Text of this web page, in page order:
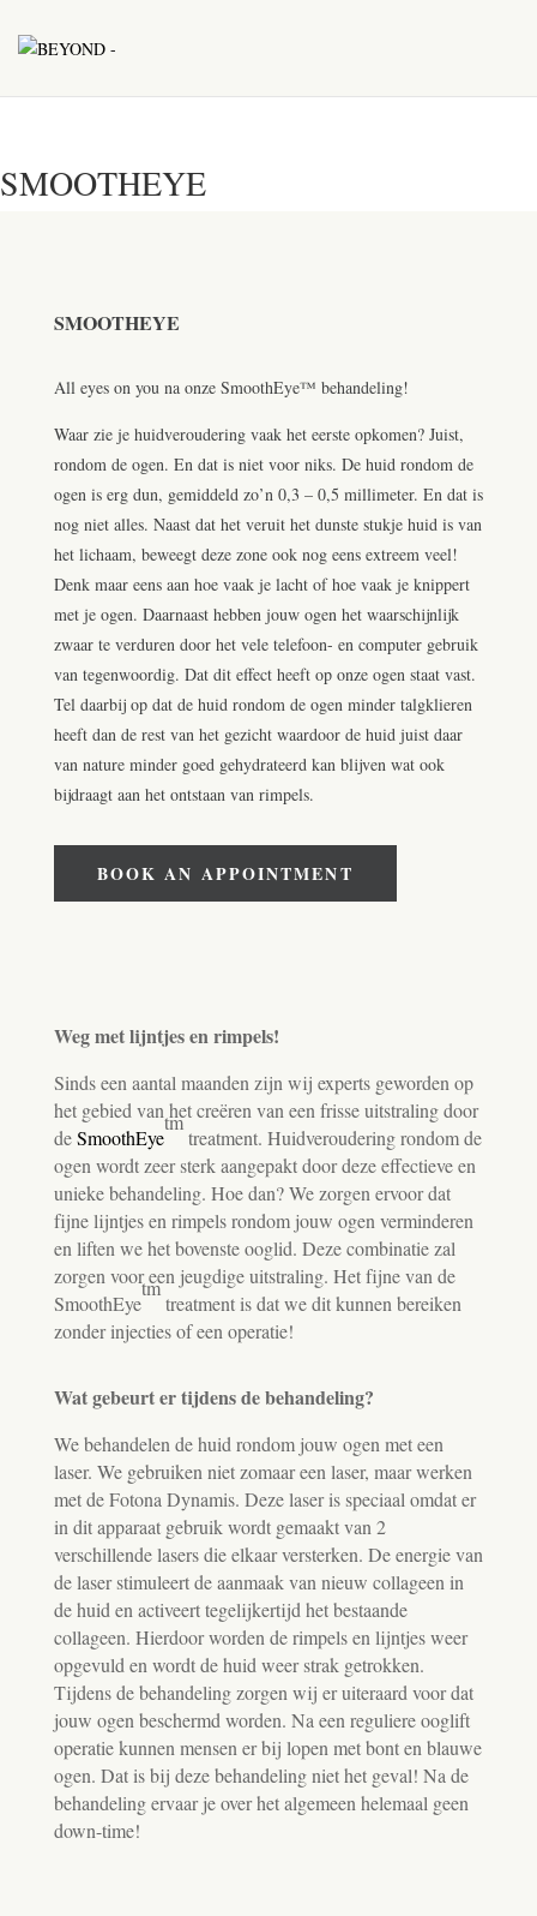
SMOOTHEYE
SMOOTHEYE
All eyes on you na onze SmoothEye™ behandeling!
Waar zie je huidveroudering vaak het eerste opkomen? Juist,
rondom de ogen. En dat is niet voor niks. De huid rondom de
ogen is erg dun, gemiddeld zo’n 0,3 – 0,5 millimeter. En dat is
nog niet alles. Naast dat het veruit het dunste stukje huid is van
het lichaam, beweegt deze zone ook nog eens extreem veel!
Denk maar eens aan hoe vaak je lacht of hoe vaak je knippert
met je ogen. Daarnaast hebben jouw ogen het waarschijnlijk
zwaar te verduren door het vele telefoon- en computer gebruik
van tegenwoordig. Dat dit effect heeft op onze ogen staat vast.
Tel daarbij op dat de huid rondom de ogen minder talgklieren
heeft dan de rest van het gezicht waardoor de huid juist daar
van nature minder goed gehydrateerd kan blijven wat ook
bijdraagt aan het ontstaan van rimpels.
BOOK AN APPOINTMENT
Weg met lijntjes en rimpels!
Sinds een aantal maanden zijn wij experts geworden op
het gebied van het creëren van een frisse uitstraling door
deSmoothEye
tm
treatment. Huidveroudering rondom de
ogen wordt zeer sterk aangepakt door deze effectieve en
unieke behandeling. Hoe dan? We zorgen ervoor dat
fijne lijntjes en rimpels rondom jouw ogen verminderen
en liften we het bovenste ooglid. Deze combinatie zal
zorgen voor een jeugdige uitstraling. Het fijne van de
SmoothEye
tm
treatment is dat we dit kunnen bereiken
zonder injecties of een operatie!
Wat gebeurt er tijdens de behandeling?
We behandelen de huid rondom jouw ogen met een
laser. We gebruiken niet zomaar een laser, maar werken
met de Fotona Dynamis. Deze laser is speciaal omdat er
in dit apparaat gebruik wordt gemaakt van 2
verschillende lasers die elkaar versterken. De energie van
de laser stimuleert de aanmaak van nieuw collageen in
de huid en activeert tegelijkertijd het bestaande
collageen. Hierdoor worden de rimpels en lijntjes weer
opgevuld en wordt de huid weer strak getrokken.
Tijdens de behandeling zorgen wij er uiteraard voor dat
jouw ogen beschermd worden. Na een reguliere ooglift
operatie kunnen mensen er bij lopen met bont en blauwe
ogen. Dat is bij deze behandeling niet het geval! Na de
behandeling ervaar je over het algemeen helemaal geen
down-time!